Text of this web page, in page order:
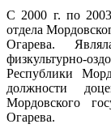
С 2000 г. по 2003
отдела
Огарева.
физкультурно-
Республики
должности
Мордовского
Огарева.